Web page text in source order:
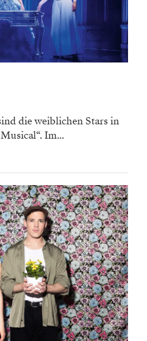
die weiblichen Stars in
Im...